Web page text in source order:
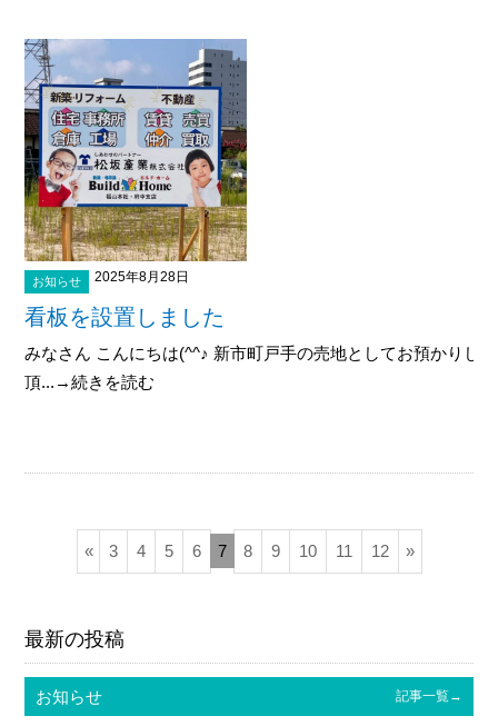
お知らせ 2025年8月28日
看板を設置しました
みなさん こんにちは(^^♪ 新市町戸手の売地としてお預かりし
頂...→続きを読む
« 3 4 5 6 7 8 9 10 11 12 »
最新の投稿
お知らせ 記事一覧→